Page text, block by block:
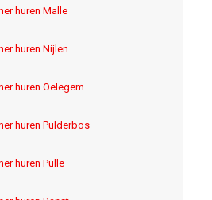
huren Malle
huren Nijlen
huren Oelegem
huren Pulderbos
huren Pulle